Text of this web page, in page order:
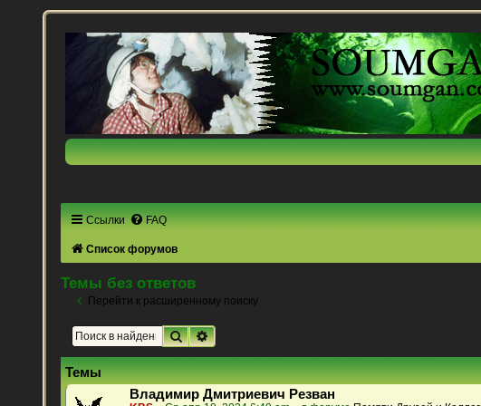
Ссылки FAQ
Список форумов
Темы без ответов
Перейти к расширенному поиску
ПоискРасширенный поиск
Темы
Владимир Дмитриевич Резван